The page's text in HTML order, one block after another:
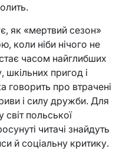
як «мертвий сезон»
коли ніби нічого не
часом найглибших
пригод і
про втрачені
і силу дружби. Для
світ польської
читачі знайдуть
й соціальну критику.